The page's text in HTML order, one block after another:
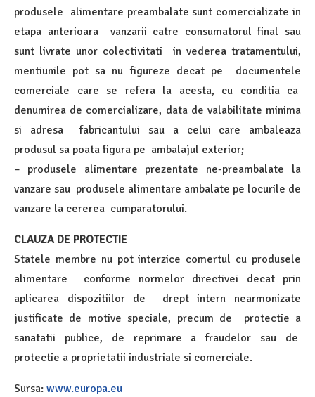
produsele alimentare preambalate sunt comercializate in
etapa anterioara vanzarii catre consumatorul final sau
sunt livrate unor colectivitati in vederea tratamentului,
mentiunile pot sa nu figureze decat pe documentele
comerciale care se refera la acesta, cu conditia ca
denumirea de comercializare, data de valabilitate minima
si adresa fabricantului sau a celui care ambaleaza
produsul sa poata figura pe ambalajul exterior;
– produsele alimentare prezentate ne-preambalate la
vanzare sau produsele alimentare ambalate pe locurile de
vanzare la cererea cumparatorului.
CLAUZA DE PROTECTIE
Statele membre nu pot interzice comertul cu produsele
alimentare conforme normelor directivei decat prin
aplicarea dispozitiilor de drept intern nearmonizate
justificate de motive speciale, precum de protectie a
sanatatii publice, de reprimare a fraudelor sau de
protectie a proprietatii industriale si comerciale.
Sursa: www.europa.eu